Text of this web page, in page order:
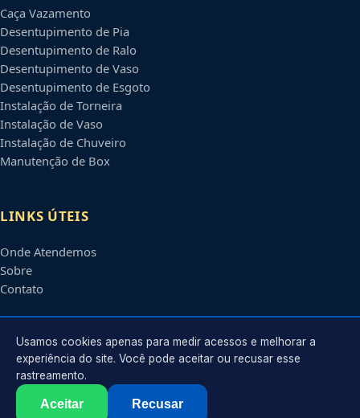
Caça Vazamento
Desentupimento de Pia
Desentupimento de Ralo
Desentupimento de Vaso
Desentupimento de Esgoto
Instalação de Torneira
Instalação de Vaso
Instalação de Chuveiro
Manutenção de Box
LINKS ÚTEIS
Onde Atendemos
Sobre
Contato
CONTATO
Atendimento em
contato@encanadoresbauru.com.br
Usamos cookies apenas para medir acessos e melhorar a
experiência do site. Você pode aceitar ou recusar esse
rastreamento.
Aceitar Recusar